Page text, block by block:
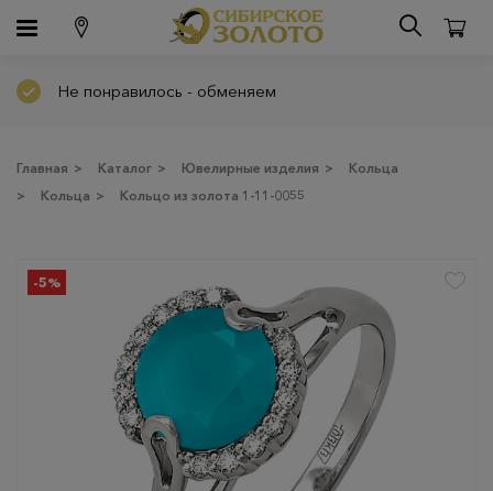
Не понравилось - обменяем
Главная > Каталог > Ювелирные изделия >
Кольца
>
Кольца > Кольцо из золота 1-11-0055
-5%